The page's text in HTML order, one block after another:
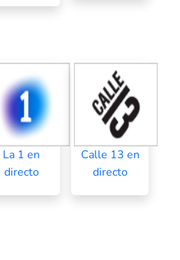
La 1 en
directo
Calle 13 en
directo